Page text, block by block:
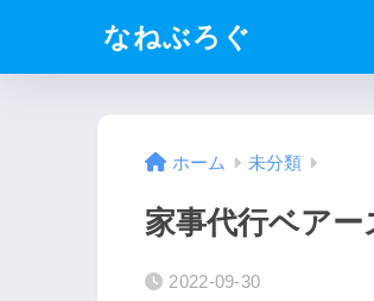
なねぶろぐ
ホーム 未分類
家事代行ベア
2022-09-30